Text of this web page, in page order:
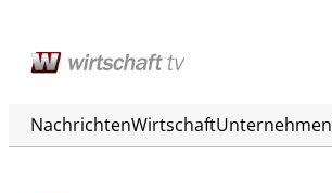
NachrichtenWirtschaftUnternehmen